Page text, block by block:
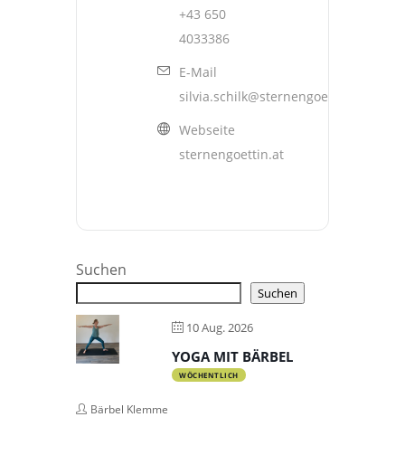
+43 650
4033386
E-Mail
silvia.schilk@sternengoettin.at
Webseite
sternengoettin.at
Suchen
Suchen
10 Aug. 2026
YOGA MIT BÄRBEL
WÖCHENTLICH
Bärbel Klemme